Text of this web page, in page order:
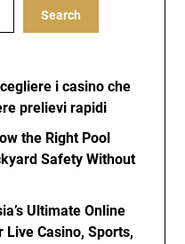
Search
i casino che
prelievi rapidi
the Right Pool
Safety Without
Ultimate Online
Casino, Sports,